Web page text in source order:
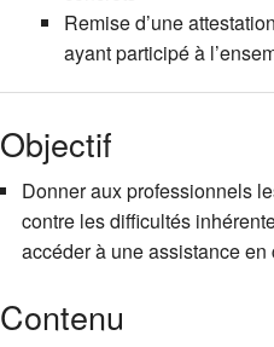
Remise d’une
ayant participé à
Objectif
Donner aux professionnels
contre les difficultés
accéder à une assistance en
Contenu